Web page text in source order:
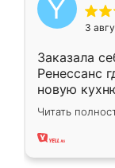
3
Заказала
Ренессанс
новую
вполне
два года,
Читать